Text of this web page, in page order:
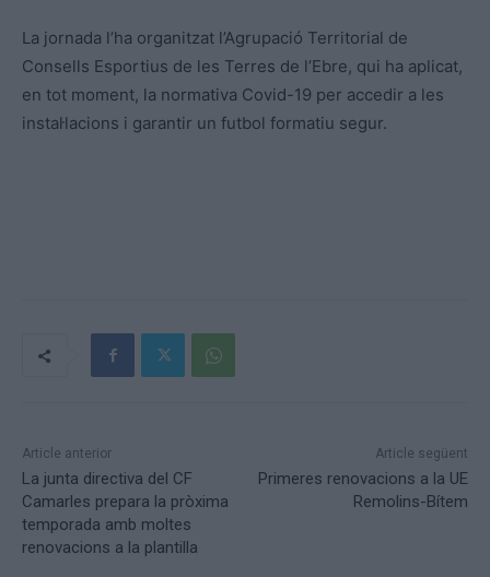
La jornada l’ha organitzat l’Agrupació Territorial de
Consells Esportius de les Terres de l’Ebre, qui ha aplicat,
en tot moment, la normativa Covid-19 per accedir a les
instal·lacions i garantir un futbol formatiu segur.
Article anterior
La junta directiva del CF
Camarles prepara la pròxima
temporada amb moltes
renovacions a la plantilla
Article següent
Primeres renovacions a la UE
Remolins-Bítem